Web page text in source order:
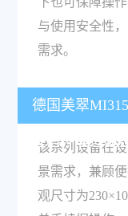
与使用安全性
需求。
德国美翠
性与环境适配
该系列设备在
景需求，兼顾
观尺寸为